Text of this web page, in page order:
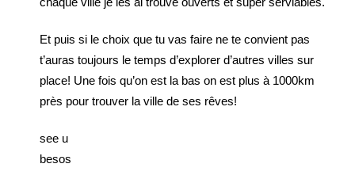
Et puis si le choix que tu vas faire ne te convient pas
t’auras toujours le temps d’explorer d’autres villes sur
place! Une fois qu’on est la bas on est plus à 1000km
près pour trouver la ville de ses rêves!
see u
besos